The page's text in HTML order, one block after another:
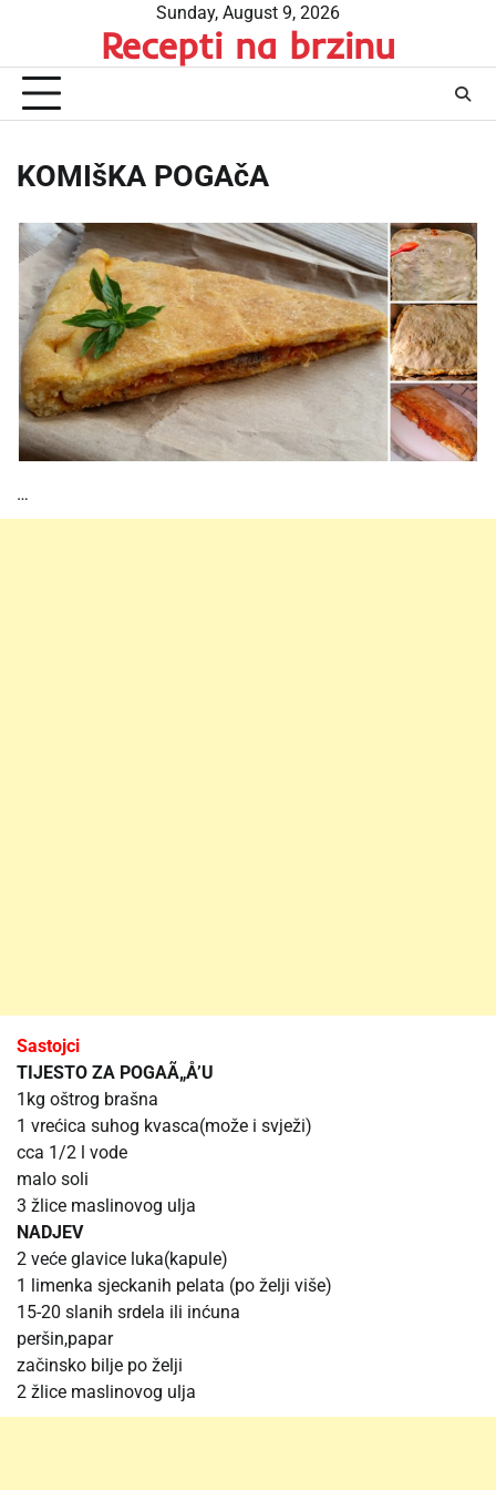
content
Sunday, August 9, 2026
Recepti na brzinu
KOMIšKA POGAčA
…
Sastojci
TIJESTO ZA POGAÃ„Å’U
1kg oštrog brašna
1 vrećica suhog kvasca(može i svježi)
cca 1/2 l vode
malo soli
3 žlice maslinovog ulja
NADJEV
2 veće glavice luka(kapule)
1 limenka sjeckanih pelata (po želji više)
15-20 slanih srdela ili inćuna
peršin,papar
začinsko bilje po želji
2 žlice maslinovog ulja